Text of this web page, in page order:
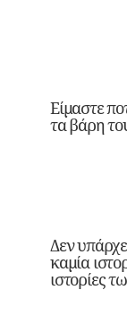
Είμαστε
τα βάρη
Δεν
καμία
ιστορίες